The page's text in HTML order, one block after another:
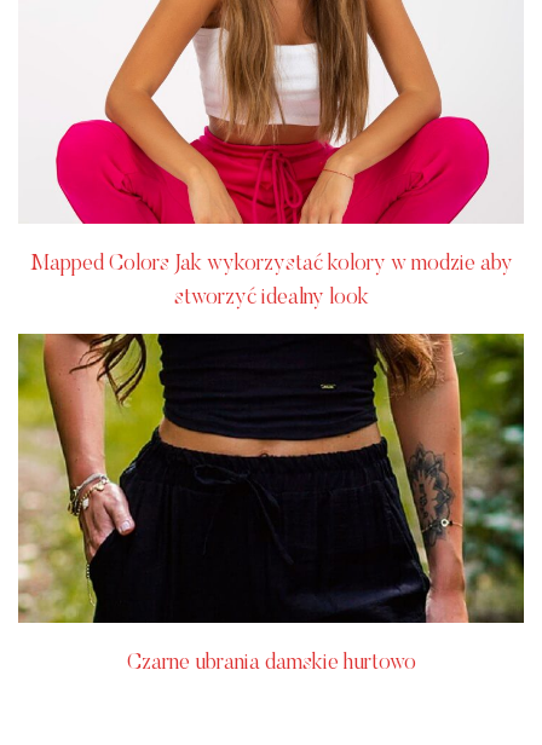
Mapped Colors Jak wykorzystać kolory w modzie aby
stworzyć idealny look
Czarne ubrania damskie hurtowo